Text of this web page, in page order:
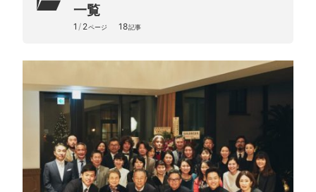
一覧
1 / 2ページ 18記事